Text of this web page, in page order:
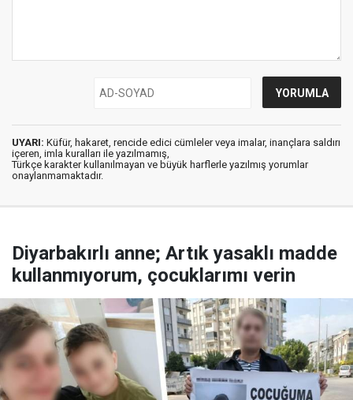
UYARI: Küfür, hakaret, rencide edici cümleler veya imalar, inançlara saldırı
içeren, imla kuralları ile yazılmamış,
Türkçe karakter kullanılmayan ve büyük harflerle yazılmış yorumlar
onaylanmamaktadır.
Diyarbakırlı anne; Artık yasaklı madde
kullanmıyorum, çocuklarımı verin